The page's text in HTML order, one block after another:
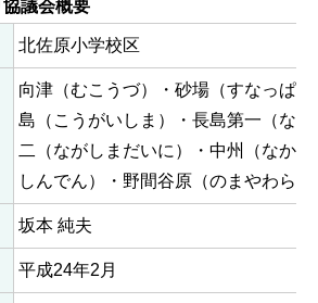
議会概要
北佐原小学校区
向津（むこうづ）・砂場（すなっぱ
島（こうがいしま）・長島第一（な
二（ながしまだいに）・中州（なか
しんでん）・野間谷原（のまやわら
坂本 純夫
平成24年2月